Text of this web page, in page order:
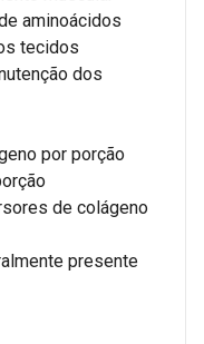
aminoácidos
tecidos
dos
por porção
de colágeno
presente